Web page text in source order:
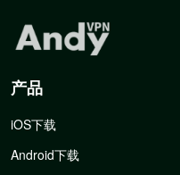
产品
iOS下载
Android下载